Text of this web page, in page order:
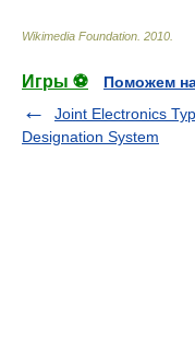
Wikimedia Foundation 2010
Игры ⚽
Поможем
Joint Electronics
Designation System